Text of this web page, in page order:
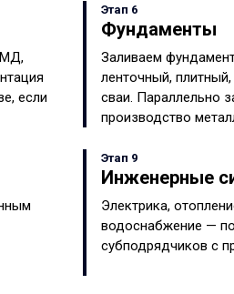
если
Этап 6
Фундаменты
Заливаем
ленточный,
сваи. Параллельно
производство
Этап 9
Инженерные
Электрика,
водоснабжение —
субподрядчиков с